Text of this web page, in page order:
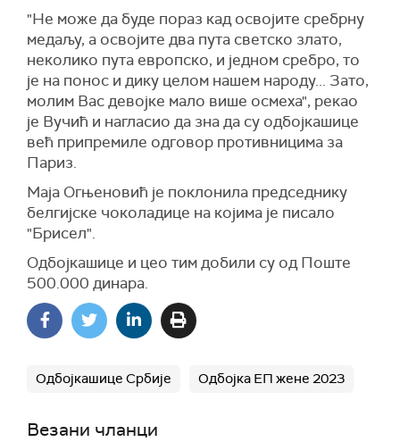
"Не може да буде пораз кад освојите сребрну
медаљу, а освојите два пута светско злато,
неколико пута европско, и једном сребро, то
је на понос и дику целом нашем народу... Зато,
молим Вас девојке мало више осмеха", рекао
је Вучић и нагласио да зна да су одбојкашице
већ припремиле одговор противницима за
Париз.
Маја Огњеновић је поклонила председнику
белгијске чоколадице на којима је писало
"Брисел".
Одбојкашице и цео тим добили су од Поште
500.000 динара.
Одбојкашице Србије Одбојка ЕП жене 2023
Везани чланци